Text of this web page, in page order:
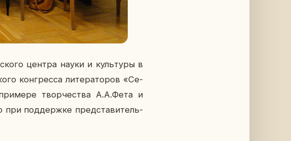
центра науки и куль­ту­ры в
кон­грес­са ли­те­ра­то­ров «Се­
твор­че­ства А.А.Фета и
при под­держ­ке пред­ста­ви­тель­